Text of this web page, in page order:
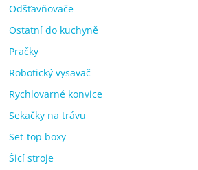
Odšťavňovače
Ostatní do kuchyně
Pračky
Robotický vysavač
Rychlovarné konvice
Sekačky na trávu
Set-top boxy
Šicí stroje